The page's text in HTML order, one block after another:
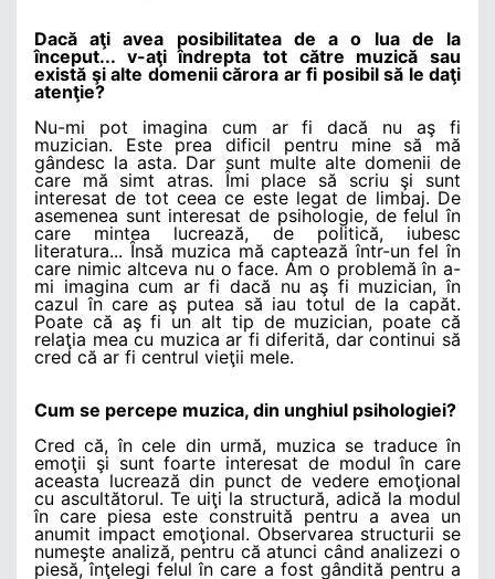
Dacă aţi avea posibilitatea de a o lua de la
început... v-aţi îndrepta tot către muzică sau
există şi alte domenii cărora ar fi posibil să le daţi
atenţie?
Nu-mi pot imagina cum ar fi dacă nu aş fi
muzician. Este prea dificil pentru mine să mă
gândesc la asta. Dar sunt multe alte domenii de
care mă simt atras. Îmi place să scriu şi sunt
interesat de tot ceea ce este legat de limbaj. De
asemenea sunt interesat de psihologie, de felul în
care mintea lucrează, de politică, iubesc
literatura... Însă muzica mă captează într-un fel în
care nimic altceva nu o face. Am o problemă în a-
mi imagina cum ar fi dacă nu aş fi muzician, în
cazul în care aş putea să iau totul de la capăt.
Poate că aş fi un alt tip de muzician, poate că
relaţia mea cu muzica ar fi diferită, dar continui să
cred că ar fi centrul vieţii mele.
Cum se percepe muzica, din unghiul psihologiei?
Cred că, în cele din urmă, muzica se traduce în
emoţii şi sunt foarte interesat de modul în care
aceasta lucrează din punct de vedere emoţional
cu ascultătorul. Te uiţi la structură, adică la modul
în care piesa este construită pentru a avea un
anumit impact emoţional. Observarea structurii se
numeşte analiză, pentru că atunci când analizezi o
piesă, înţelegi felul în care a fost gândită pentru a